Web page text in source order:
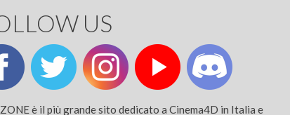
US
è il più grande sito dedicato a Cinema4D in Italia e